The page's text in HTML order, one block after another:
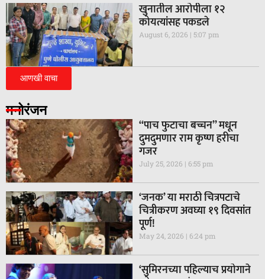
खुनातील आरोपीला १२
कोयत्यांसह पकडले
August 6, 2026 5:07 pm
आणखी वाचा
मनोरंजन
“पाच फुटाचा बच्चन” मधून
दुमदुमणार राम कृष्ण हरीचा
गजर
July 25, 2026 6:55 pm
‘जनक’ या मराठी चित्रपटाचे
चित्रीकरण अवघ्या १९ दिवसांत
पूर्ण!
May 24, 2026 6:24 pm
‘सुमिरनच्या पहिल्याच प्रयोगाने